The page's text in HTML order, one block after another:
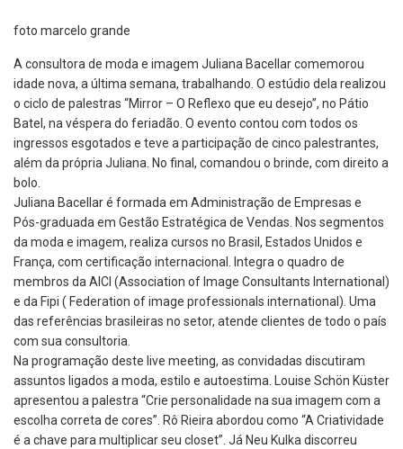
foto marcelo grande
A consultora de moda e imagem Juliana Bacellar comemorou
idade nova, a última semana, trabalhando. O estúdio dela realizou
o ciclo de palestras “Mirror – O Reflexo que eu desejo”, no Pátio
Batel, na véspera do feriadão. O evento contou com todos os
ingressos esgotados e teve a participação de cinco palestrantes,
além da própria Juliana. No final, comandou o brinde, com direito a
bolo.
Juliana Bacellar é formada em Administração de Empresas e
Pós-graduada em Gestão Estratégica de Vendas. Nos segmentos
da moda e imagem, realiza cursos no Brasil, Estados Unidos e
França, com certificação internacional. Integra o quadro de
membros da AICI (Association of Image Consultants International)
e da Fipi ( Federation of image professionals international). Uma
das referências brasileiras no setor, atende clientes de todo o país
com sua consultoria.
Na programação deste live meeting, as convidadas discutiram
assuntos ligados a moda, estilo e autoestima. Louise Schön Küster
apresentou a palestra “Crie personalidade na sua imagem com a
escolha correta de cores”. Rô Rieira abordou como “A Criatividade
é a chave para multiplicar seu closet”. Já Neu Kulka discorreu